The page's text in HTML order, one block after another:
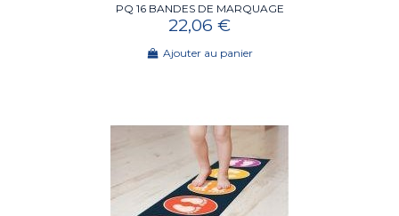
PQ 16 BANDES DE MARQUAGE
22,06 €
Ajouter au panier